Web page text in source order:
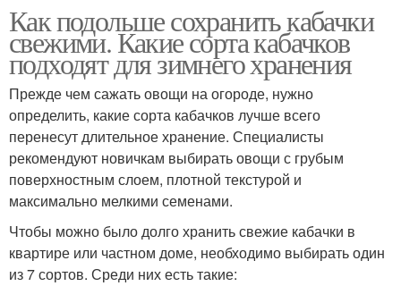
Как подольше сохранить кабачки
свежими. Какие сорта кабачков
подходят для зимнего хранения
Прежде чем сажать овощи на огороде, нужно
определить, какие сорта кабачков лучше всего
перенесут длительное хранение. Специалисты
рекомендуют новичкам выбирать овощи с грубым
поверхностным слоем, плотной текстурой и
максимально мелкими семенами.
Чтобы можно было долго хранить свежие кабачки в
квартире или частном доме, необходимо выбирать один
из 7 сортов. Среди них есть такие: